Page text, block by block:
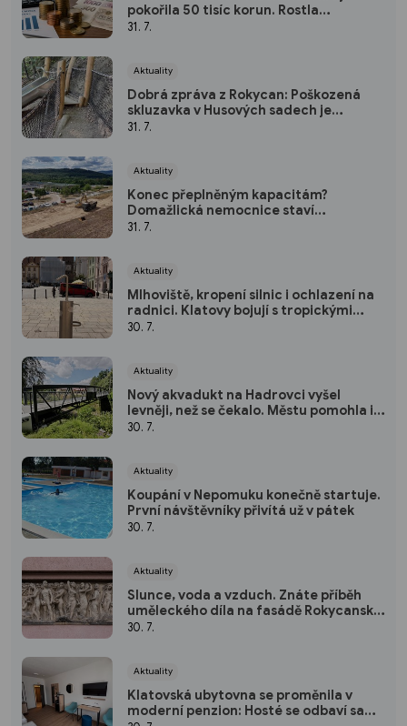
pokořila 50 tisíc korun. Rostla
nejrychleji za pět let
31. 7.
Aktuality
Dobrá zpráva z Rokycan: Poškozená
skluzavka v Husových sadech je
opravena
31. 7.
Aktuality
Konec přeplněným kapacitám?
Domažlická nemocnice staví
parkoviště pro zaměstnance
31. 7.
Aktuality
Mlhoviště, kropení silnic i ochlazení na
radnici. Klatovy bojují s tropickými
vedry
30. 7.
Aktuality
Nový akvadukt na Hadrovci vyšel
levněji, než se čekalo. Městu pomohla i
krajská dotace
30. 7.
Aktuality
Koupání v Nepomuku konečně startuje.
První návštěvníky přivítá už v pátek
30. 7.
Aktuality
Slunce, voda a vzduch. Znáte příběh
uměleckého díla na fasádě Rokycanské
nemocnice?
30. 7.
Aktuality
Klatovská ubytovna se proměnila v
moderní penzion: Hosté se odbaví sami